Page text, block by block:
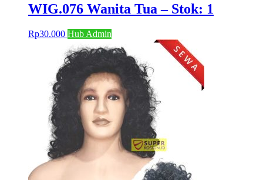
WIG.076 Wanita Tua – Stok: 1
Rp30.000 Hub Admin